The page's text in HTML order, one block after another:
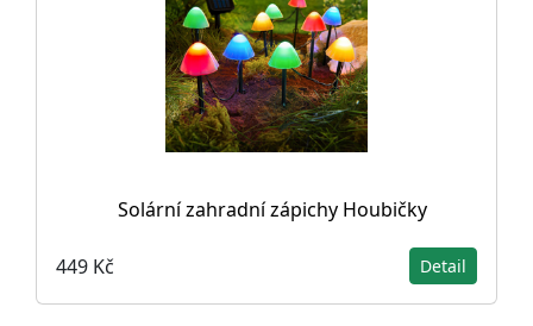
Solární zahradní zápichy Houbičky
449 Kč Detail